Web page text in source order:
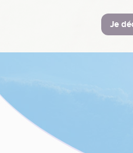
Je